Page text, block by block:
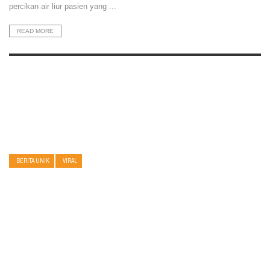
percikan air liur pasien yang ...
READ MORE
BERITA UNIK VIRAL